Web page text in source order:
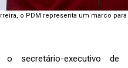
o PDM representa um marco
o secretário-executivo de